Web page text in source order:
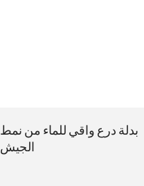
بدلة درع واقي للماء من نمط
الجيش